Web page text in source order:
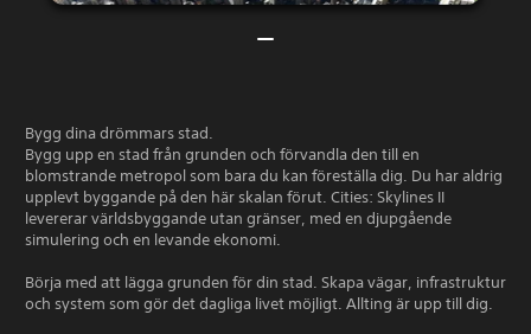
Bygg dina drömmars stad.
Bygg upp en stad från grunden och förvandla den till en
blomstrande metropol som bara du kan föreställa dig. Du har aldrig
upplevt byggande på den här skalan förut. Cities: Skylines II
levererar världsbyggande utan gränser, med en djupgående
simulering och en levande ekonomi.
Börja med att lägga grunden för din stad. Skapa vägar, infrastruktur
och system som gör det dagliga livet möjligt. Allting är upp till dig.